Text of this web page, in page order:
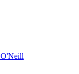
O'Neill